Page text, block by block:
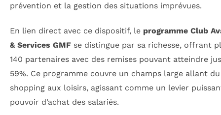
prévention et la gestion des situations imprévues.
En lien direct avec ce dispositif, le programme Club
& Services GMF se distingue par sa richesse, offrant
140 partenaires avec des remises pouvant atteindre
59%. Ce programme couvre un champs large allant du
shopping aux loisirs, agissant comme un levier
pouvoir d’achat des salariés.